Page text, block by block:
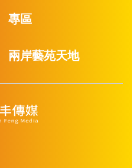
專區
兩岸藝苑天地